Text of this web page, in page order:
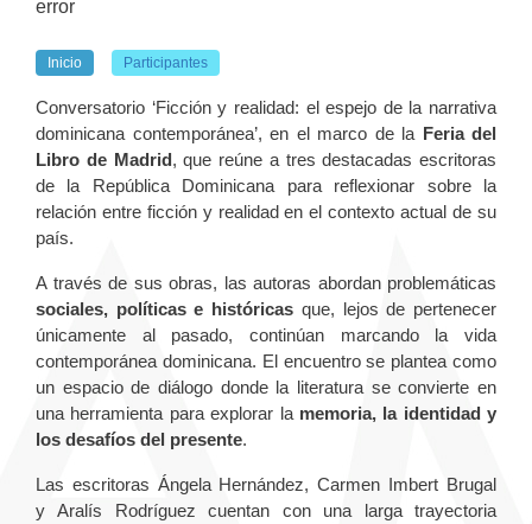
error
Inicio Participantes
Conversatorio ‘Ficción y realidad: el espejo de la narrativa
dominicana contemporánea’, en el marco de la Feria del
Libro de Madrid, que reúne a tres destacadas escritoras
de la República Dominicana para reflexionar sobre la
relación entre ficción y realidad en el contexto actual de su
país.
A través de sus obras, las autoras abordan problemáticas
sociales, políticas e históricas que, lejos de pertenecer
únicamente al pasado, continúan marcando la vida
contemporánea dominicana. El encuentro se plantea como
un espacio de diálogo donde la literatura se convierte en
una herramienta para explorar la memoria, la identidad y
los desafíos del presente.
Las escritoras Ángela Hernández, Carmen Imbert Brugal
y Aralís Rodríguez cuentan con una larga trayectoria